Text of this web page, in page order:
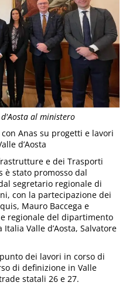
al ministero
Anas su progetti e lavori
d’Aosta
e dei Trasporti
è stato promosso dal
segretario regionale di
con la partecipazione dei
Mauro Baccega e
regionale del dipartimento
Valle d’Aosta, Salvatore
dei lavori in corso di
di definizione in Valle
statali 26 e 27.